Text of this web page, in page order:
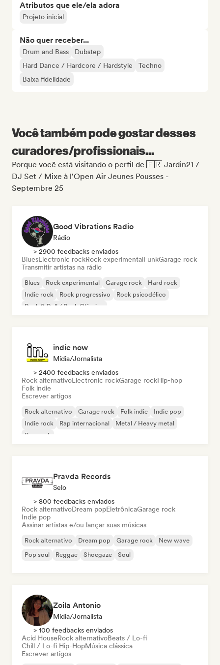
Atributos que ele/ela adora
Projeto inicial
Não quer receber...
Drum and Bass
Dubstep
Hard Dance / Hardcore / Hardstyle
Techno
Baixa fidelidade
Você também pode gostar desses
curadores/profissionais...
Porque você está visitando o perfil de 🇫🇷 Jardin21 /
DJ Set / Mixe à l'Open Air Jeunes Pousses -
Septembre 25
Good Vibrations Radio
Rádio
> 2900 feedbacks enviados
BluesElectronic rockRock experimentalFunkGarage rock
Transmitir artistas na rádio
Blues Rock experimental Garage rock
Hard rock
Indie rock
Rock progressivo
Rock psicodélico
Rock & Roll / Rock Clássico
indie now
Mídia/Jornalista
> 2400 feedbacks enviados
Rock alternativoElectronic rockGarage rockHip-hop
Folk indie
Escrever artigos
Rock alternativo Garage rock Folk indie
Indie pop
Indie rock
Rap internacional
Metal / Heavy metal
Pop rock
Pravda Records
Selo
> 800 feedbacks enviados
Rock alternativoDream popEletrônicaGarage rock
Indie pop
Assinar artistas e/ou lançar suas músicas
Rock alternativo Dream pop Garage rock
New wave
Pop soul
Reggae Shoegaze Soul
Zoila Antonio
Mídia/Jornalista
> 100 feedbacks enviados
Acid HouseRock alternativoBeats / Lo-fi
Chill / Lo-fi Hip-HopMúsica clássica
Escrever artigos